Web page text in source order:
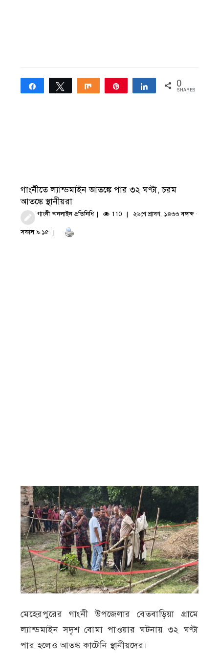
Share Tweet Share Share 0
SHARES
গাংনীতে ল্যান্ডমাইন আতঙ্কে পার ৩২ ঘণ্টা, চরম
আতঙ্কে স্থানীয়রা
গাংনী অনলাইন প্রতিনিধি 110 ২৬শে শ্রাবণ, ১৪৩৩ বঙ্গাব্দ ·
সকাল ৯:১৫
মেহেরপুরের গাংনী উপজেলার বেতবাড়িয়া গ্রামে
ল্যান্ডমাইন সদৃশ বোমা পাওয়ার ঘটনায় ৩২ ঘণ্টা
পার হলেও আতঙ্ক কাটেনি স্থানীয়দের।